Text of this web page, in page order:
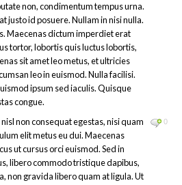
non, condimentum tempus urna.
justo id posuere. Nullam in nisi nulla.
Maecenas dictum imperdiet erat
tortor, lobortis quis luctus lobortis,
sit amet leo metus, et ultricies
leo in euismod. Nulla facilisi.
ipsum sed iaculis. Quisque
congue.
0
non consequat egestas, nisi quam
elit metus eu dui. Maecenas
ut cursus orci euismod. Sed in
libero commodo tristique dapibus,
non gravida libero quam at ligula. Ut